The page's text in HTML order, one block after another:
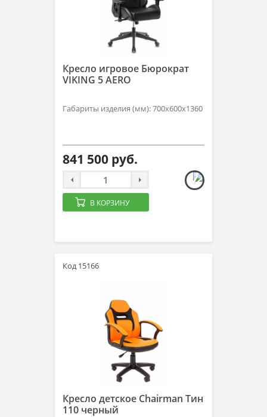
Кресло игровое Бюрократ
VIKING 5 AERO
Габариты изделия (мм): 700х600х1360
841 500 руб.
В КОРЗИНУ
Код 15166
Кресло детское Chairman Тин
110 черный